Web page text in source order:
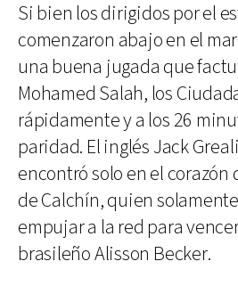
Si bien los dirigidos por el
comenzaron abajo en el
una buena jugada que
Mohamed Salah, los
rápidamente y a los 26
paridad. El inglés Jack
encontró solo en el corazón
de Calchín, quien
empujar a la red para
brasileño Alisson Becker.